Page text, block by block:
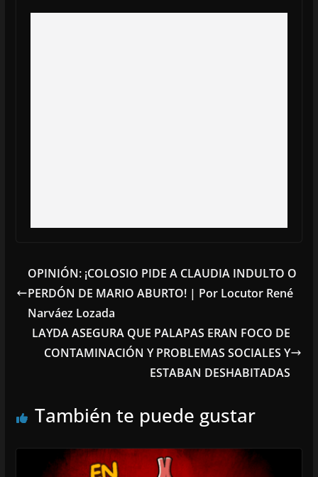
OPINIÓN: ¡COLOSIO PIDE A CLAUDIA INDULTO O
PERDÓN DE MARIO ABURTO! | Por Locutor René
Narváez Lozada
LAYDA ASEGURA QUE PALAPAS ERAN FOCO DE
CONTAMINACIÓN Y PROBLEMAS SOCIALES Y
ESTABAN DESHABITADAS
También te puede gustar